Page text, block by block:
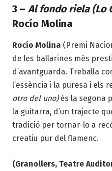
3 – Al fondo riela (Lo
Rocío Molina
Rocío Molina (Premi
de les ballarines més
d’avantguarda. Treballa
l’essència i la puresa i els
otro del uno)és la segona
la guitarra, d’un trajecte
tradició per tornar-lo a
creatiu pur del flamenc.
(Granollers, Teatre